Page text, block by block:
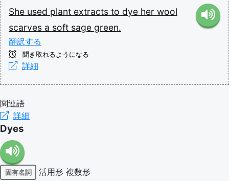
She used plant extracts to dye her wool
scarves a soft sage green.
翻訳する
聞き取れるようになる
詳細
関連語
詳細
Dyes
固有名詞 活用形 複数形